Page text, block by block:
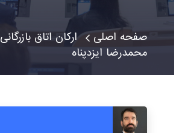
صفحه اصلی
ارکان اتاق بازرگانی
محمدرضا ایزدپناه